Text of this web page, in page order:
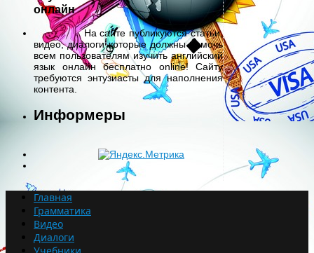
онлайн
На сайте публикуются статьи,
видео, диалоги которые должны помочь
всем пользователям изучить английский
язык онлайн бесплатно online! Сайту
требуются энтузиасты для наполнения
контента.
Информеры
Главная
Грамматика
Видео
Диалоги